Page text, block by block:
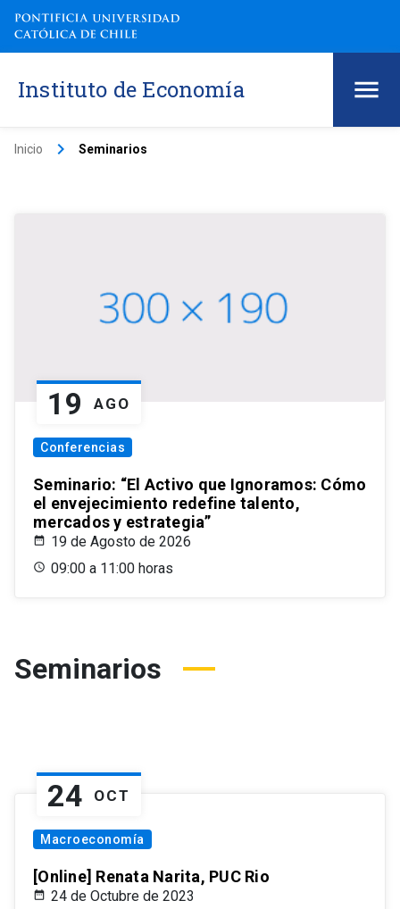
Instituto de Economía
Inicio keyboard_arrow_right Seminarios
19 AGO
Conferencias
Seminario: “El Activo que Ignoramos: Cómo
el envejecimiento redefine talento,
mercados y estrategia”
19 de Agosto de 2026
09:00 a 11:00 horas
Seminarios
24 OCT
Macroeconomía
[Online] Renata Narita, PUC Rio
24 de Octubre de 2023